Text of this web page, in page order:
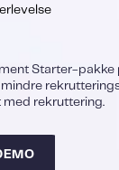
Starter-
rekruttering.